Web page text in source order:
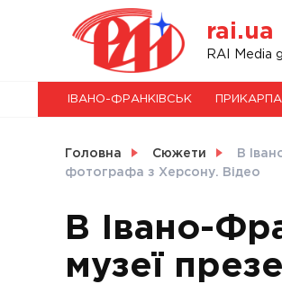
rai.ua
RAI Media
НОВИНИ
СВІТ
УКРАЇНА
ІВАНО-ФРАНКІВСЬК
Головна Сюжети
В
фотографа з Херсону. Відео
В Івано-
музеї